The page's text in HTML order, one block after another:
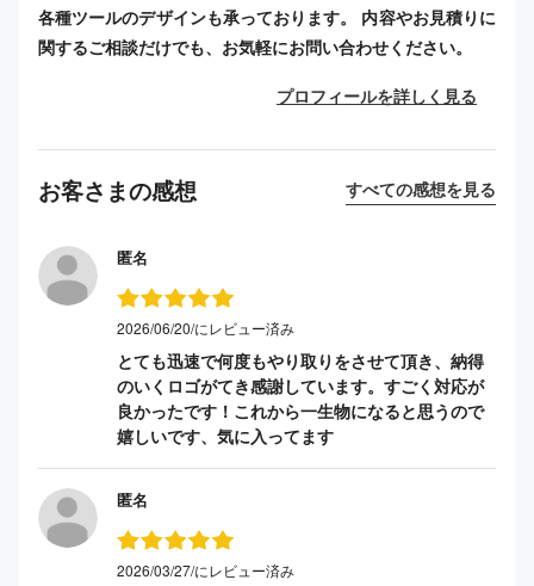
各種ツールのデザインも承っております。 内容やお見積りに
関するご相談だけでも、お気軽にお問い合わせください。
プロフィールを詳しく見る
お客さまの感想 すべての感想を見る
匿名
2026/06/20/にレビュー済み
とても迅速で何度もやり取りをさせて頂き、納得
のいくロゴがてき感謝しています。すごく対応が
良かったです！これから一生物になると思うので
嬉しいです、気に入ってます
匿名
2026/03/27/にレビュー済み